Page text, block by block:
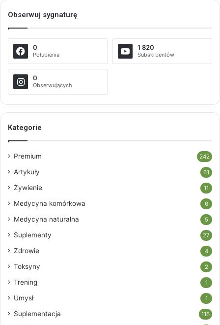
Obserwuj sygnaturę
0
Polubienia
1 820
Subskrbentów
0
Obserwujących
Kategorie
Premium 242
Artykuły 61
Żywienie 11
Medycyna komórkowa 6
Medycyna naturalna 5
Suplementy 27
Zdrowie 4
Toksyny 2
Trening 1
Umysł 1
Suplementacja 116